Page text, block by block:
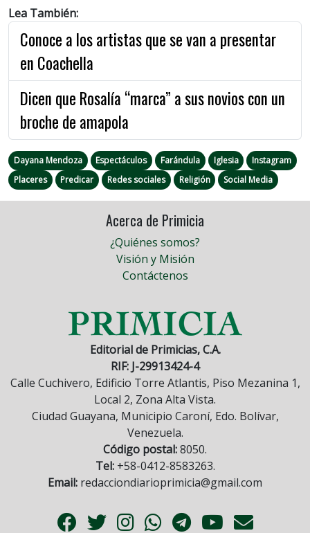
Lea También:
Conoce a los artistas que se van a presentar
en Coachella
Dicen que Rosalía “marca” a sus novios con un
broche de amapola
Dayana Mendoza Espectáculos Farándula Iglesia
Instagram
Placeres
Predicar Redes sociales Religión Social Media
Acerca de Primicia
¿Quiénes somos?
Visión y Misión
Contáctenos
Editorial de Primicias, C.A.
RIF: J-29913424-4
Calle Cuchivero, Edificio Torre Atlantis, Piso Mezanina 1,
Local 2, Zona Alta Vista.
Ciudad Guayana, Municipio Caroní, Edo. Bolívar,
Venezuela.
Código postal:8050.
Tel:+58-0412-8583263.
Email: redacciondiarioprimicia@gmail.com